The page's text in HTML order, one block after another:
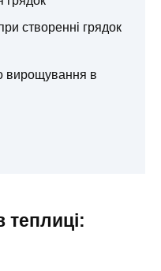
створенні грядок
вирощування в
теплиці: